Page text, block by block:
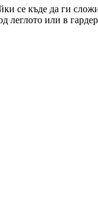
се къде да ги
леглото или в